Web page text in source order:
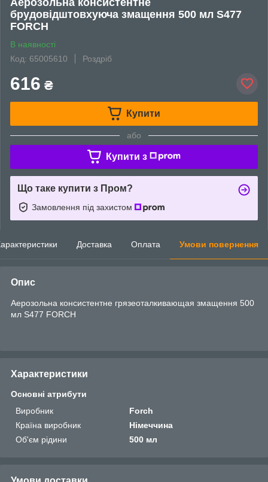
брудовідштовхуюча змащення 500 мл S477
FORCH
В наявності
Код: 65005610
Роздріб
616 ₴
Купити
або
Купити з
Що таке купити з Пром?
Замовлення під захистом
Доставка Оплата Умови повернення
Опис
Аерозольна консистентне грязеоталкивающая змащення 500
мл S477 FORCH
Характеристики
Основні атрибути
Виробник
Forch
Країна виробник
Німеччина
Об'єм рідини
500 мл